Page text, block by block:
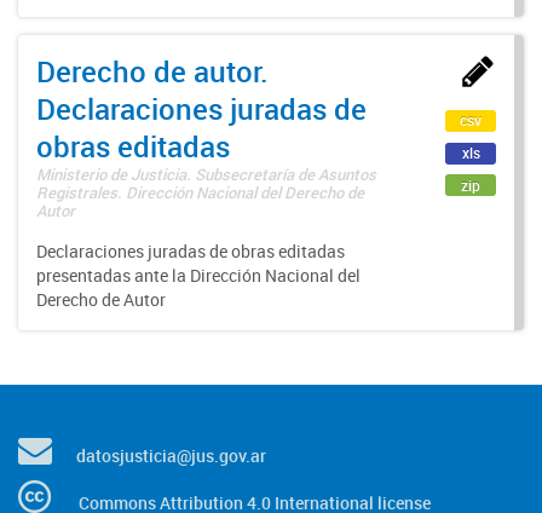
Derecho de autor.
Declaraciones juradas de
obras editadas
Ministerio de Justicia. Subsecretaría de Asuntos
Registrales. Dirección Nacional del Derecho de
Autor
Declaraciones juradas de obras editadas
presentadas ante la Dirección Nacional del
Derecho de Autor
csv
xls
zip
datosjusticia@jus.gov.ar
Commons Attribution 4.0 International license